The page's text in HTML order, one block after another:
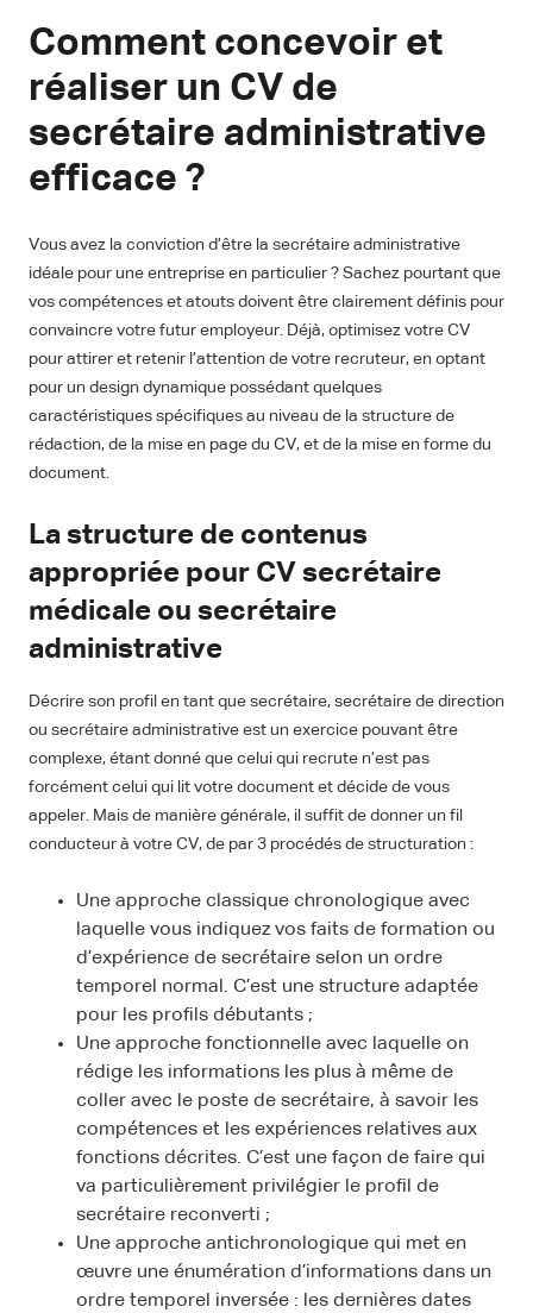
Comment concevoir et
réaliser un CV de
secrétaire administrative
efficace ?
Vous avez la conviction d’être la secrétaire administrative
idéale pour une entreprise en particulier ? Sachez pourtant que
vos compétences et atouts doivent être clairement définis pour
convaincre votre futur employeur. Déjà, optimisez votre CV
pour attirer et retenir l’attention de votre recruteur, en optant
pour un design dynamique possédant quelques
caractéristiques spécifiques au niveau de la structure de
rédaction, de la mise en page du CV, et de la mise en forme du
document.
La structure de contenus
appropriée pour CV secrétaire
médicale ou secrétaire
administrative
Décrire son profil en tant que secrétaire, secrétaire de direction
ou secrétaire administrative est un exercice pouvant être
complexe, étant donné que celui qui recrute n’est pas
forcément celui qui lit votre document et décide de vous
appeler. Mais de manière générale, il suffit de donner un fil
conducteur à votre CV, de par 3 procédés de structuration :
Une approche classique chronologique avec
laquelle vous indiquez vos faits de formation ou
d’expérience de secrétaire selon un ordre
temporel normal. C’est une structure adaptée
pour les profils débutants ;
Une approche fonctionnelle avec laquelle on
rédige les informations les plus à même de
coller avec le poste de secrétaire, à savoir les
compétences et les expériences relatives aux
fonctions décrites. C’est une façon de faire qui
va particulièrement privilégier le profil de
secrétaire reconverti ;
Une approche antichronologique qui met en
œuvre une énumération d’informations dans un
ordre temporel inversée : les dernières dates